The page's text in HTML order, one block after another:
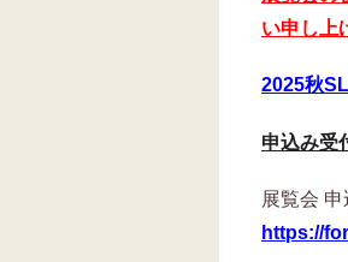
い申し上
2025秋
申込み
展覧会
https://